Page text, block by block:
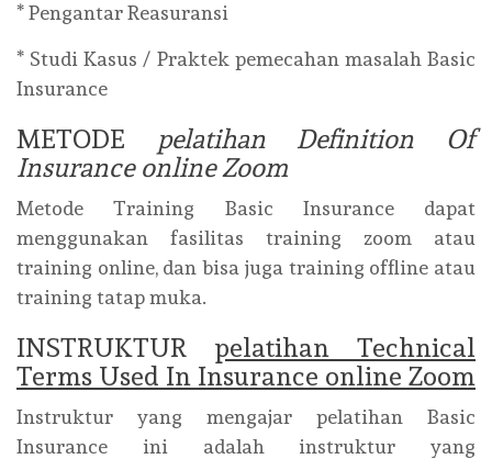
* Pengantar Reasuransi
* Studi Kasus / Praktek pemecahan masalah Basic
Insurance
METODE pelatihan Definition Of
Insurance online Zoom
Metode Training Basic Insurance dapat
menggunakan fasilitas training zoom atau
training online, dan bisa juga training offline atau
training tatap muka.
INSTRUKTUR pelatihan Technical
Terms Used In Insurance online Zoom
Instruktur yang mengajar pelatihan Basic
Insurance ini adalah instruktur yang